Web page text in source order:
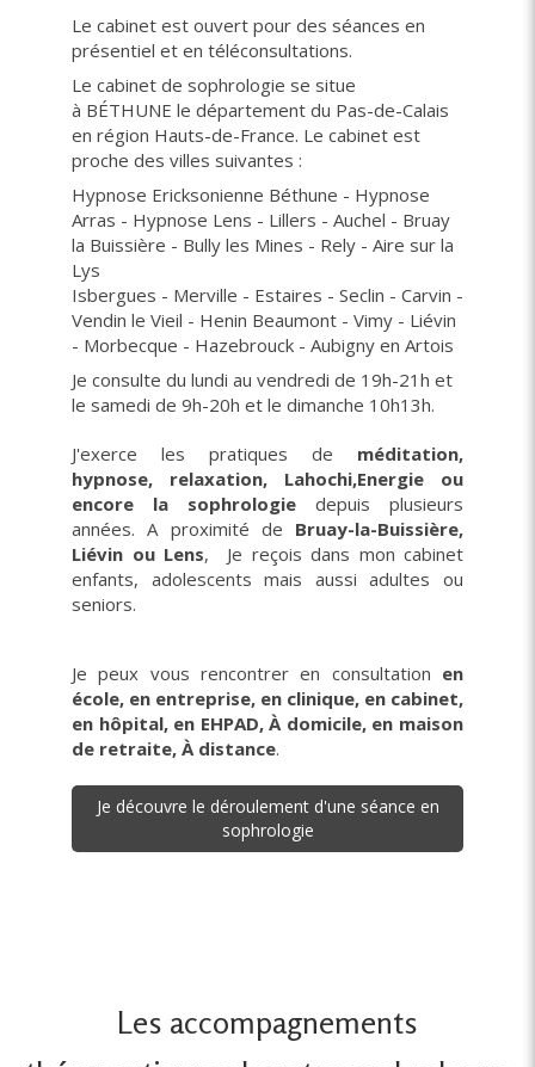
Le cabinet est ouvert pour des séances en
présentiel et en téléconsultations.
Le cabinet de sophrologie se situe
à BÉTHUNE le département du Pas-de-Calais
en région Hauts-de-France. Le cabinet est
proche des villes suivantes :
Hypnose Ericksonienne Béthune - Hypnose
Arras - Hypnose Lens - Lillers - Auchel - Bruay
la Buissière - Bully les Mines - Rely - Aire sur la
Lys
Isbergues - Merville - Estaires - Seclin - Carvin -
Vendin le Vieil - Henin Beaumont - Vimy - Liévin
- Morbecque - Hazebrouck - Aubigny en Artois
Je consulte du lundi au vendredi de 19h-21h et
le samedi de 9h-20h et le dimanche 10h13h.
J'exerce les pratiques de méditation,
hypnose, relaxation, Lahochi,Energie ou
encore la sophrologie depuis plusieurs
années. A proximité de Bruay-la-Buissière,
Liévin ou Lens, Je reçois dans mon cabinet
enfants, adolescents mais aussi adultes ou
seniors.
Je peux vous rencontrer en consultation en
école, en entreprise, en clinique, en cabinet,
en hôpital, en EHPAD, À domicile, en maison
de retraite, À distance.
Je découvre le déroulement d'une séance en
sophrologie
Les accompagnements